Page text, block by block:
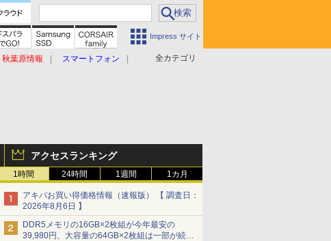
Impress サイト
全カテゴリ
秋葉原情報
スマートフォン
アクセスランキング
1時間 24時間 1週間 1カ月
アキバお買い得価格情報（速報版） 【 調査日：
2026年8月6日 】
DDR5メモリの16GB×2枚組が今年最安の
39,980円、大容量の64GB×2枚組は一部が続騰